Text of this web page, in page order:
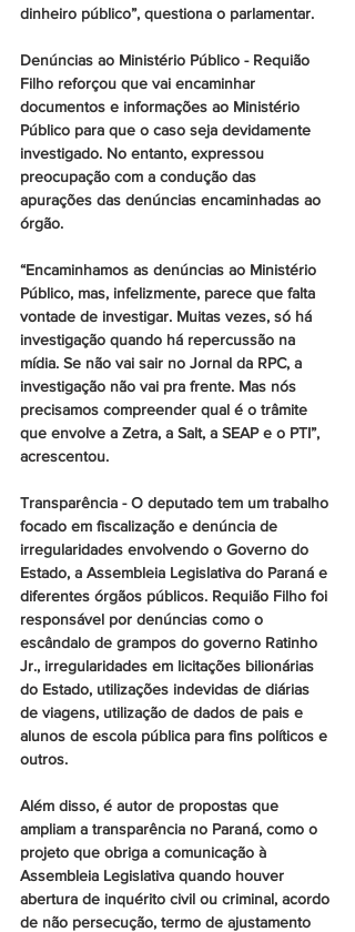
dinheiro público”, questiona o parlamentar.
Denúncias ao Ministério Público - Requião
Filho reforçou que vai encaminhar
documentos e informações ao Ministério
Público para que o caso seja devidamente
investigado. No entanto, expressou
preocupação com a condução das
apurações das denúncias encaminhadas ao
órgão.
“Encaminhamos as denúncias ao Ministério
Público, mas, infelizmente, parece que falta
vontade de investigar. Muitas vezes, só há
investigação quando há repercussão na
mídia. Se não vai sair no Jornal da RPC, a
investigação não vai pra frente. Mas nós
precisamos compreender qual é o trâmite
que envolve a Zetra, a Salt, a SEAP e o PTI”,
acrescentou.
Transparência - O deputado tem um trabalho
focado em fiscalização e denúncia de
irregularidades envolvendo o Governo do
Estado, a Assembleia Legislativa do Paraná e
diferentes órgãos públicos. Requião Filho foi
responsável por denúncias como o
escândalo de grampos do governo Ratinho
Jr., irregularidades em licitações bilionárias
do Estado, utilizações indevidas de diárias
de viagens, utilização de dados de pais e
alunos de escola pública para fins políticos e
outros.
Além disso, é autor de propostas que
ampliam a transparência no Paraná, como o
projeto que obriga a comunicação à
Assembleia Legislativa quando houver
abertura de inquérito civil ou criminal, acordo
de não persecução, termo de ajustamento